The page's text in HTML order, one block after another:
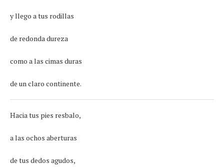
y llego a tus rodillas
de redonda dureza
como a las cimas duras
de un claro continente.
Hacia tus pies resbalo,
a las ochos aberturas
de tus dedos agudos,